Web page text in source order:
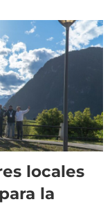
locales
la